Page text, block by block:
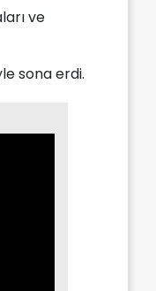
ve
sona erdi.